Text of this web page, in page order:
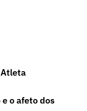
Atleta
o afeto dos